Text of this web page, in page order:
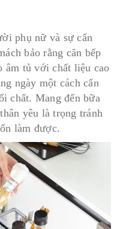
phụ nữ và sự cẩn
bảo rằng căn bếp
âm tủ với chất liệu cao
ngày một cách cẩn
chất. Mang đến bữa
yêu là trọng tránh
làm được.